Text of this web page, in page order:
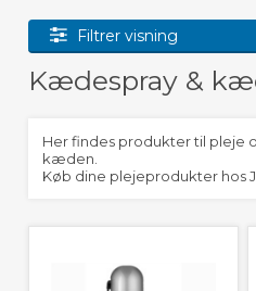
Filtrer visning
Kædespray &
Her findes produkter til pleje
kæden.
Køb dine plejeprodukter hos